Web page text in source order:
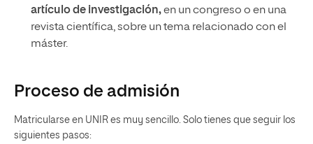
artículo de investigación,en un congreso o en una
revista científica, sobre un tema relacionado con el
máster.
Proceso de admisión
Matricularse en UNIR es muy sencillo. Solo tienes que seguir los
siguientes pasos: